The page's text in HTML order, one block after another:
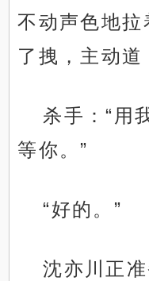
不动声色地拉
了拽，主动道
杀手：“用
等你。”
“好的。”
沈亦川正